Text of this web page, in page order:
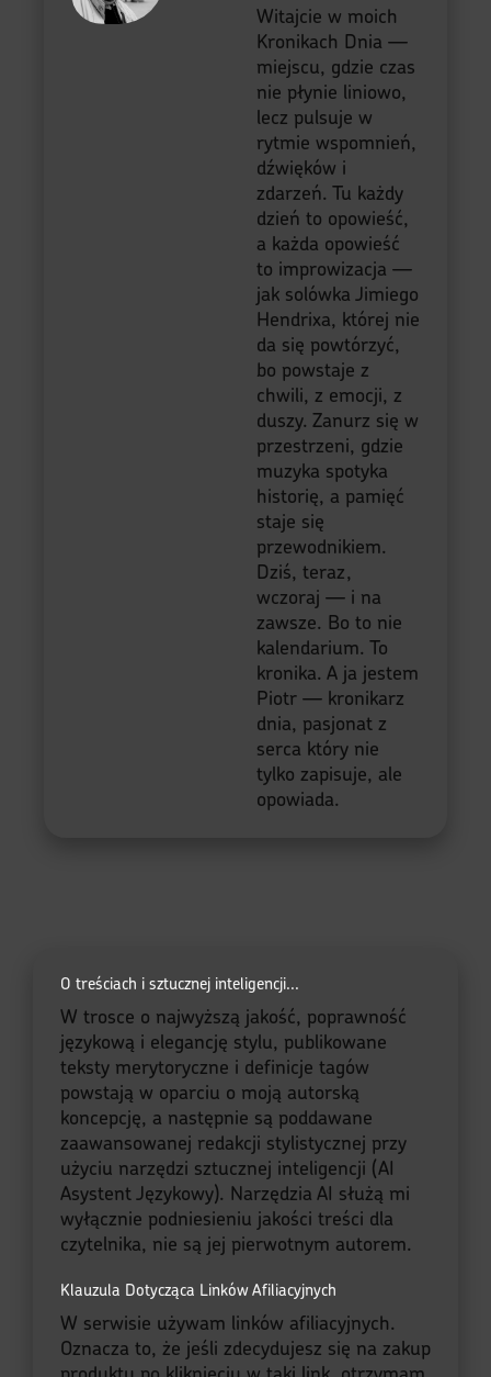
Witajcie w moich
Kronikach Dnia —
miejscu, gdzie czas
nie płynie liniowo,
lecz pulsuje w
rytmie wspomnień,
dźwięków i
zdarzeń. Tu każdy
dzień to opowieść,
a każda opowieść
to improwizacja —
jak solówka Jimiego
Hendrixa, której nie
da się powtórzyć,
bo powstaje z
chwili, z emocji, z
duszy. Zanurz się w
przestrzeni, gdzie
muzyka spotyka
historię, a pamięć
staje się
przewodnikiem.
Dziś, teraz,
wczoraj — i na
zawsze. Bo to nie
kalendarium. To
kronika. A ja jestem
Piotr — kronikarz
dnia, pasjonat z
serca który nie
tylko zapisuje, ale
opowiada.
O treściach i sztucznej inteligencji...
W trosce o najwyższą jakość, poprawność
językową i elegancję stylu, publikowane
teksty merytoryczne i definicje tagów
powstają w oparciu o moją autorską
koncepcję, a następnie są poddawane
zaawansowanej redakcji stylistycznej przy
użyciu narzędzi sztucznej inteligencji (AI
Asystent Językowy). Narzędzia AI służą mi
wyłącznie podniesieniu jakości treści dla
czytelnika, nie są jej pierwotnym autorem.
Klauzula Dotycząca Linków Afiliacyjnych
W serwisie używam linków afiliacyjnych.
Oznacza to, że jeśli zdecydujesz się na zakup
produktu po kliknięciu w taki link, otrzymam